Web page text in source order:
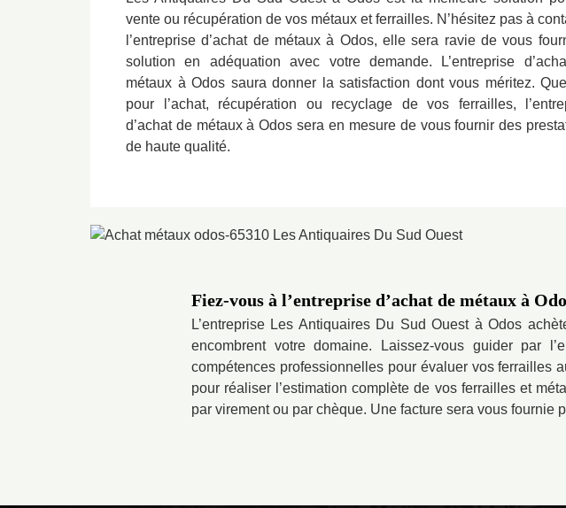
vente ou récupération de vos métaux et ferrailles. N’hésitez pas à
l’entreprise d’achat de métaux à Odos, elle sera ravie de vous
solution en adéquation avec votre demande. L’entreprise
métaux à Odos saura donner la satisfaction dont vous méritez.
pour l’achat, récupération ou recyclage de vos ferrailles,
d’achat de métaux à Odos sera en mesure de vous fournir des
de haute qualité.
Fiez-vous à l’entreprise d’achat de métaux à
L’entreprise Les Antiquaires Du Sud Ouest à Odos
encombrent votre domaine. Laissez-vous guider par
compétences professionnelles pour évaluer vos ferrailles
pour réaliser l’estimation complète de vos ferrailles et
par virement ou par chèque. Une facture sera vous fournie